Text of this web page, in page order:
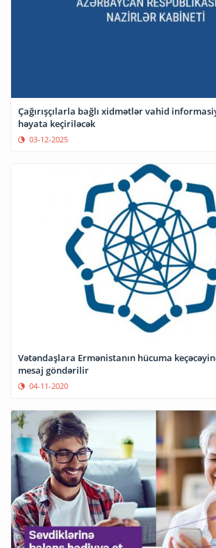
Çağırışçılarla bağlı xidmətlər vahid
həyata keçiriləcək
03-12-2025
Vətəndaşlara Ermənistanın hücuma
mesaj göndərilir
04-11-2020